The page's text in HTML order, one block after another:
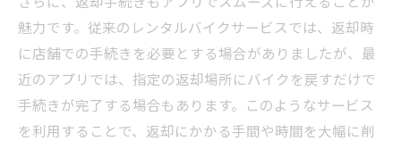
魅力です。従来のレンタルバイクサービスでは、返却時
に店舗での手続きを必要とする場合がありましたが、最
近のアプリでは、指定の返却場所にバイクを戻すだけで
手続きが完了する場合もあります。このようなサービス
を利用することで、返却にかかる手間や時間を大幅に削